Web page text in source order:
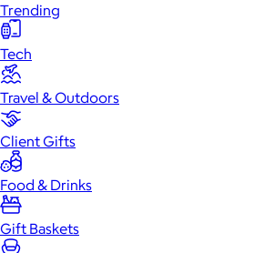
Trending
Tech
Travel & Outdoors
Client Gifts
Food & Drinks
Gift Baskets